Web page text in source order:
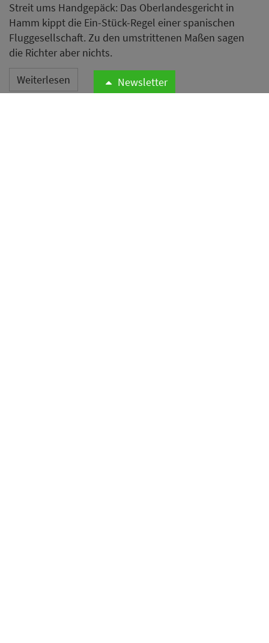
Streit ums Handgepäck: Das Oberlandesgericht in
Hamm kippt die Ein-Stück-Regel einer spanischen
Fluggesellschaft. Zu den umstrittenen Maßen sagen
die Richter aber nichts.
Weiterlesen
Newsletter